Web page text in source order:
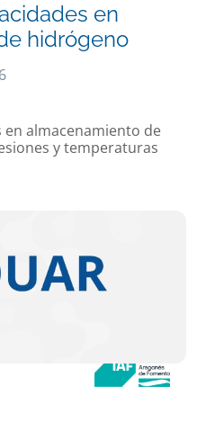
en
hidrógeno
en almacenamiento de
y temperaturas